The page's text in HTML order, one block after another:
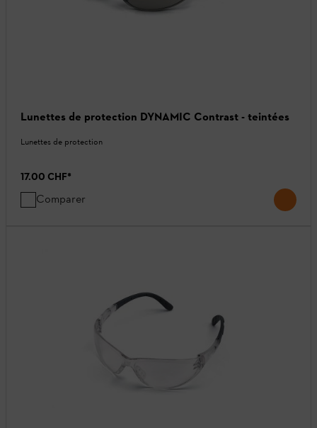
Lunettes de protection DYNAMIC Contrast - teintées
Lunettes de protection
17.00 CHF*
Comparer